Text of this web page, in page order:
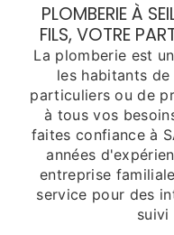
PLOMBERIE À
FILS, VOTRE
La plomberie est
les habitants
particuliers ou de
à tous vos
faites confiance à
années
entreprise
service pour des
suivi